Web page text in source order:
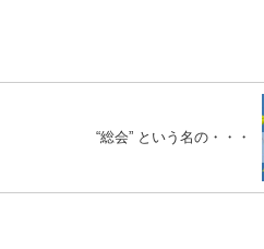
“総会” という名の・・・